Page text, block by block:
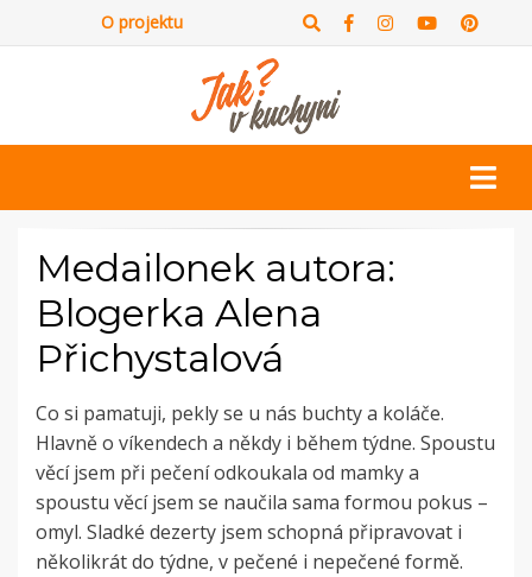
O projektu
Medailonek autora:
Blogerka Alena
Přichystalová
Co si pamatuji, pekly se u nás buchty a koláče.
Hlavně o víkendech a někdy i během týdne. Spoustu
věcí jsem při pečení odkoukala od mamky a
spoustu věcí jsem se naučila sama formou pokus –
omyl. Sladké dezerty jsem schopná připravovat i
několikrát do týdne, v pečené i nepečené formě.